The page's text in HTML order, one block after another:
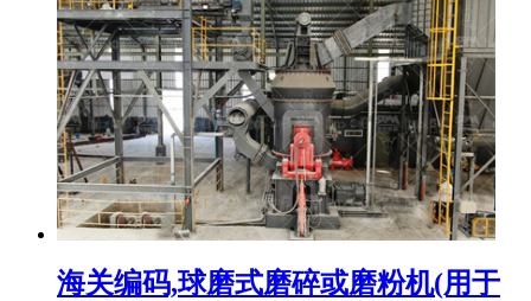
海关编码,球磨式磨碎或磨粉机(用于